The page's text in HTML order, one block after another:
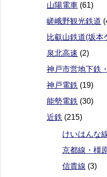
山陽電車 (61)
嵯峨野観光鉄道
比叡山鉄道(坂本
泉北高速 (2)
神戸市営地下鉄
神戸電鉄 (19)
能勢電鉄 (30)
近鉄 (215)
けいはんな
京都線・橿
信貴線 (3)